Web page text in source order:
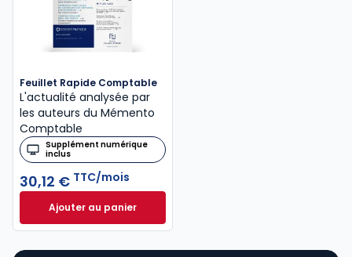
Feuillet Rapide Comptable
L'actualité analysée par
les auteurs du Mémento
Comptable
Supplément numérique
inclus
30,12 € TTC/mois
Ajouter au panierFeuillet Rapide Comptable à 30,12 €